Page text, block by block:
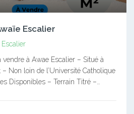
Escalier
vendre à Awae Escalier – Situé à
Non loin de l’Université Catholique
Disponibles – Terrain Titré –…